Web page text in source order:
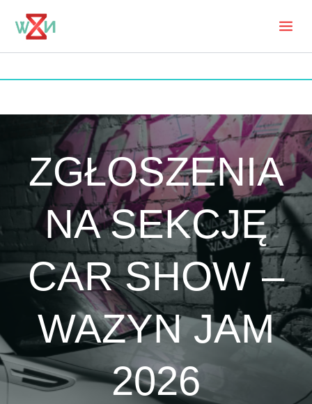
content
ZGŁOSZENIA
NA SEKCJĘ
CAR SHOW –
WAZYN JAM
2026